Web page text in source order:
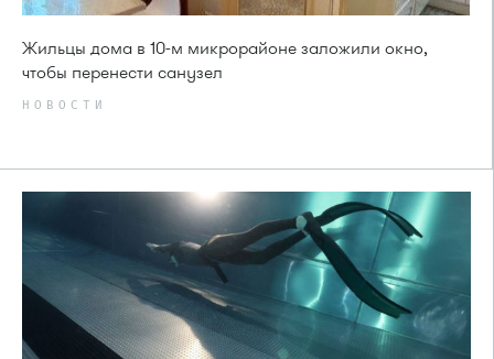
Жильцы дома в 10-м микрорайоне заложили окно,
чтобы перенести санузел
НОВОСТИ